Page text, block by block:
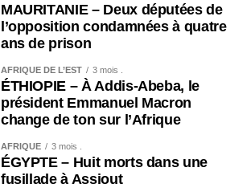
MAURITANIE – Deux députées de
l’opposition condamnées à quatre
ans de prison
AFRIQUE DE L’EST 3 mois .
ÉTHIOPIE – À Addis-Abeba, le
président Emmanuel Macron
change de ton sur l’Afrique
AFRIQUE 3 mois .
ÉGYPTE – Huit morts dans une
fusillade à Assiout